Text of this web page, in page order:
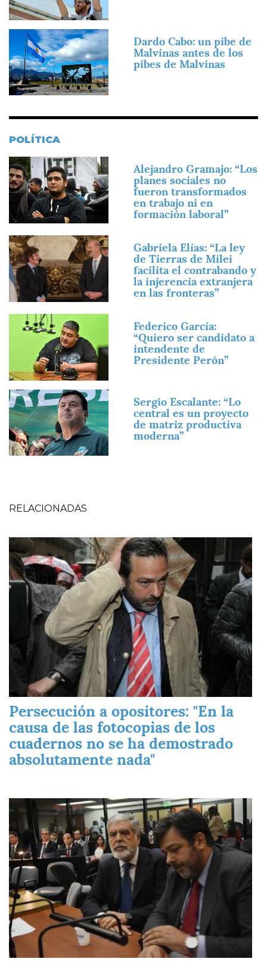
Imagen
Dardo Cabo: un pibe de
Malvinas antes de los
pibes de Malvinas
POLÍTICA
Imagen
Alejandro Gramajo: “Los
planes sociales no
fueron transformados
en trabajo ni en
formación laboral”
Imagen
Gabriela Elías: “La ley
de Tierras de Milei
facilita el contrabando y
la injerencia extranjera
en las fronteras”
Imagen
Federico García:
“Quiero ser candidato a
intendente de
Presidente Perón”
Imagen
Sergio Escalante: “Lo
central es un proyecto
de matriz productiva
moderna”
RELACIONADAS
Imagen
Persecución a opositores: "En la
causa de las fotocopias de los
cuadernos no se ha demostrado
absolutamente nada"